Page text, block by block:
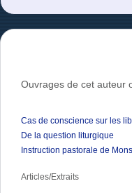
Ouvrages de cet auteur
Cas de conscience sur les
De la question liturgique
Instruction pastorale de
Articles/Extraits